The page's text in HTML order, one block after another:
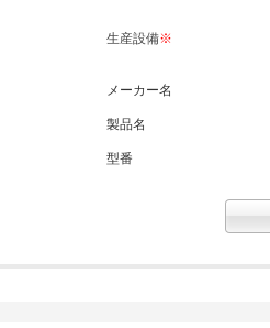
生産設備※
メーカー名
製品名
型番